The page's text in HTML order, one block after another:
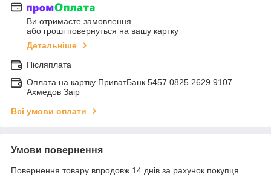
Ви отримаєте замовлення
або гроші повернуться на вашу картку
Детальніше
Післяплата
Оплата на картку ПриватБанк 5457 0825 2629 9107
Ахмедов Заір
Всі умови оплати
Умови повернення
Повернення товару впродовж 14 днів за рахунок покупця